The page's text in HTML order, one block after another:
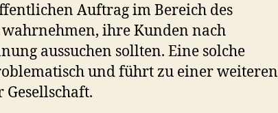
Auftrag im Bereich des
wahrnehmen, ihre Kunden nach
aussuchen sollten. Eine solche
und führt zu einer weiteren
Gesellschaft.